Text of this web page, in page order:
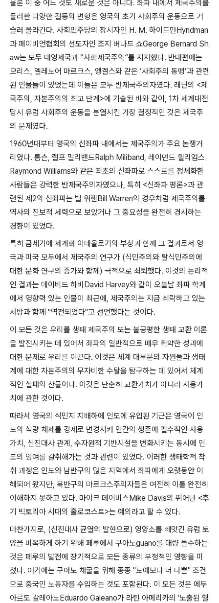
물론 이 중 어느 것도 새로운 것은 아니다. 좌파 내에서 제국주의를
둘러싼 다양한 갈등의 변형은 영국의 초기 사회주의 운동으로 거
슬러 올라간다. 사회민주당의 창시자인 H. M. 하이드만Hyndman
과 페이비언협회의 선도자인 조지 버나드 쇼George Bernard Sh
aw는 모두 대영제국과 “사회제국주의 ”를 지지했다. 반대편에는
모리스, 엘레노어 마르크스, 엥겔스와 같은 ‘사회주의 동맹’과 관련
된 인물들이 있었는데 이들은 모두 반제국주의자였다. 레닌의 <제
국주의 , 자본주의의 최고 단계 >에 기술된 바와 같이 , 1차 세계대전
당시 유럽 사회주의 운동을 분열시킨 가장 결정적인 것은 제국주
의 문제였다.
1960년대부터 영국의 신좌파 내에서는 제국주의가 주요 논쟁거
리였다. 톰슨, 랠프 밀리밴드Ralph Miliband, 레이먼드 윌리엄스
Raymond Williams와 같은 최초의 신좌파로 스스로를 정체화한
사람들은 강력한 반제국주의자였으나, 특히 <신좌파 평론>과 관
련된 제 2의 신좌파는 빌 워렌Bill Warren의 경우처럼 제국주의를
역사의 진보적 세력으로 보았거나 그 중요성을 완전히 경시하는
경향이 있었다.
특히 금세기에 세계화 이데올로기의 부상과 함께 그 결과로서 영
국과 미국 모두에서 제국주의 연구가 (식민주의와 탈식민주의에
대한 문화 연구의 증가와 함께 ) 극적으로 쇠퇴했다. 이것의 논리적
인 결과는 데이비드 하비 David Harvey와 같이 오늘날 좌파 학계
에서 영향력 있는 인물이 최근에 , 제국주의는 지금 쇠락하고 있는
서방과 함께 "역전되었다"고 선언했다는 것이다.
이 모든 것은 우리를 생태 제국주의 또는 불공평한 생태 교환 이론
을 발전시키는 데 있어서 좌파의 일반적으로 매우 취약한 성과에
대한 문제로 우리를 이끈다. 이것은 세계 대부분의 자원들과 생태
계에 대한 자본주의의 무자비한 수탈을 탐구하는 데 있어서 체계
적인 실패의 산물이다. 이것은 단순히 교환가치가 아니라 사용가
치에 관한 것이다.
따라서 영국의 식민지 지배하에 인도에 유입된 기근은 영국이 인
도의 식량 체제를 강제로 변경시켜 인간의 생존에 필수적인 사용
가치 , 신진대사 관계 , 수자원적 기반시설을 변화시키는 동시에 인
도의 잉여를 갈취해가는 것과 관련이 있었다. 이러한 생태학적 착
취 과정은 인도와 남반구의 많은 지역에서 좌파에게 오랫동안 이
해되어 왔지만, 북반구의 마르크스주의자들은 여전히 이를 완전히
이해하지 못하고 있다. 마이크 데이비스Mike Davis의 뛰어난 <후
기 빅토리아 시대의 홀로코스트>는 예외라고 할 수 있다.
마찬가지로, (신진대사 균열의 발현으로) 영양소를 빼앗긴 유럽 토
양을 비옥하게 하기 위해 페루에서 구아노guano를 대량 몰수하는
것은 페루의 발전에 장기적으로 모든 종류의 부정적인 영향을 미
쳤다. 여기에는 구아노 채굴을 위해 종종 "노예보다 더 나쁜" 조건
으로 중국인 노동자를 수입하는 것도 포함된다. 이 모든 것은 에두
아르도 갈레아노Eduardo Galeano가 라틴 아메리카의 '노출된 혈